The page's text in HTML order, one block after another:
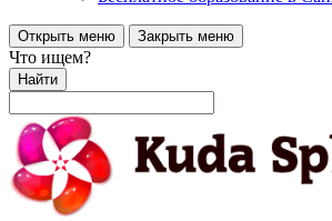
Открыть меню Закрыть меню
Что ищем?
Найти